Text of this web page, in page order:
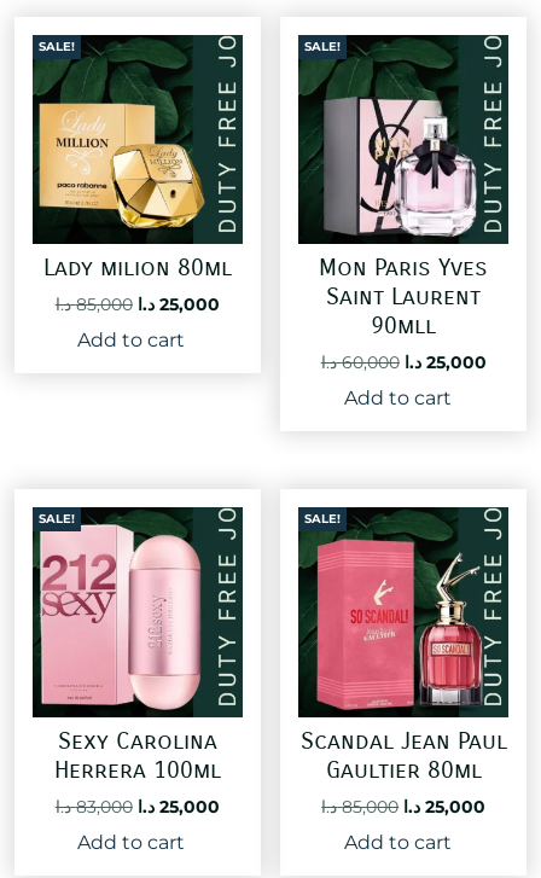
SALE!
Lady milion 80ml
85,000 د.ا
Original
price
25,000 د.ا
Current
Add to cart
SALE!
Mon Paris Yves
Saint Laurent
90mll
60,000 د.ا
Original
price
25,000 د.ا
Add to cart
SALE!
Sexy Carolina
Herrera 100ml
83,000 د.ا
Original
price
was:
25,000 د.ا
Current
Add to cart
SALE!
Scandal Jean Paul
Gaultier 80ml
85,000 د.ا
Original
price
was:
25,000 د.ا
Add to cart